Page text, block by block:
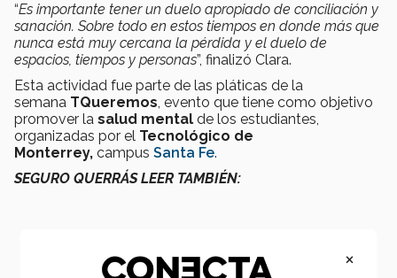
“Es importante tener un duelo apropiado de conciliación y
sanación. Sobre todo en estos tiempos en donde más que
nunca está muy cercana la pérdida y el duelo de
espacios, tiempos y personas”, finalizó Clara.
Esta actividad fue parte de las pláticas de la
semana TQueremos, evento que tiene como objetivo
promover la salud mental de los estudiantes,
organizadas por el Tecnológico de
Monterrey, campus Santa Fe.
SEGURO QUERRÁS LEER TAMBIÉN:
×